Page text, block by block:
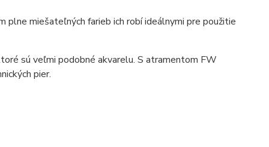
miešateľných farieb ich robí ideálnymi pre použitie
sú veľmi podobné akvarelu. S atramentom FW
pier.